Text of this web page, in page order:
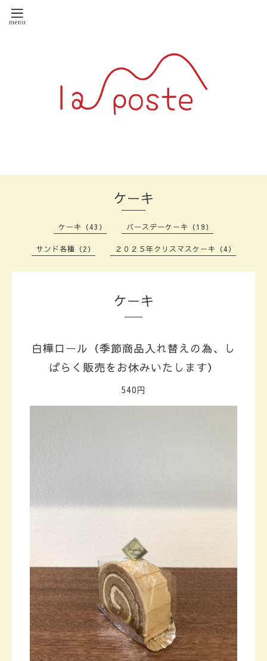
ケーキ
ケーキ（43） バースデーケーキ（19）
サンド各種（2） ２０２５年クリスマスケーキ（4）
ケーキ
白樺ロール（季節商品入れ替えの為、し
ばらく販売をお休みいたします）
540円